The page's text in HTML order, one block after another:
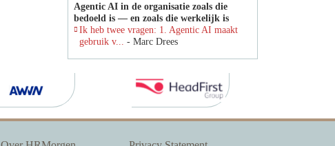
Agentic AI in de organisatie zoals die
bedoeld is — en zoals die werkelijk is
Ik heb twee vragen: 1. Agentic AI maakt
gebruik v... - Marc Drees